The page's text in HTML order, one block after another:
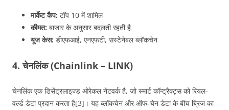
मार्केट कैप: टॉप 10 में शामिल
कीमत: बाजार के अनुसार बदलती रहती है
यूज केस: डीएफआई, एनएफटी, सस्टेनेबल ब्लॉकचेन
4. चेनलिंक (Chainlink – LINK)
चेनलिंक एक डिसेंट्रलाइज्ड ओरेकल नेटवर्क है, जो स्मार्ट कॉन्ट्रैक्ट्स को रियल-
वर्ल्ड डेटा प्रदान करता है[3]। यह ब्लॉकचेन और ऑफ-चेन डेटा के बीच ब्रिज का